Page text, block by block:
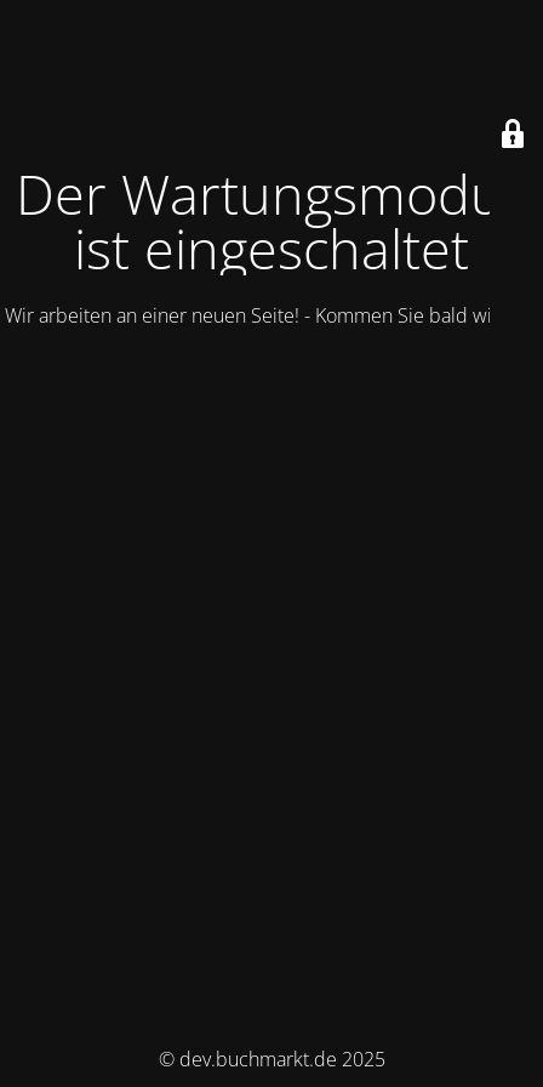
Der Wartungsmodus
ist eingeschaltet
Wir arbeiten an einer neuen Seite! - Kommen Sie bald wieder.
© dev.buchmarkt.de 2025